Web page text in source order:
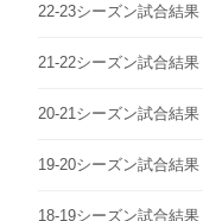
22-23シーズン試合結果
21-22シーズン試合結果
20-21シーズン試合結果
19-20シーズン試合結果
18-19シーズン試合結果